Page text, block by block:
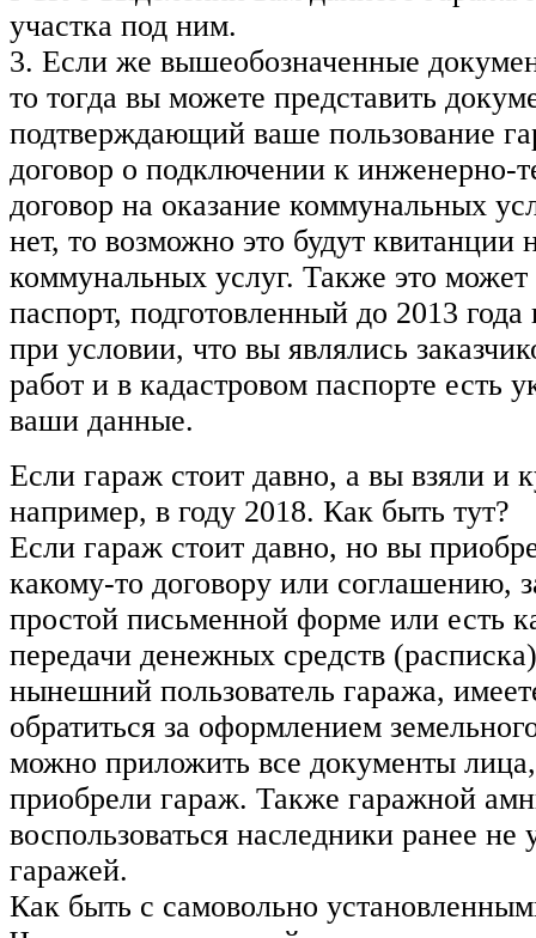
участка под ним.
3. Если же вышеобозначенные
то тогда вы можете представить
подтверждающий ваше пользование
договор о подключении к инженерно-
договор на оказание коммунальных
нет, то возможно это будут квитанции
коммунальных услуг. Также это
паспорт, подготовленный до 2013
при условии, что вы являлись
работ и в кадастровом паспорте есть
ваши данные.
Если гараж стоит давно, а вы взяли и
например, в году 2018. Как быть тут?
Если гараж стоит давно, но вы
какому-то договору или соглашению,
простой письменной форме или есть
передачи денежных средств
нынешний пользователь гаража,
обратиться за оформлением
можно приложить все документы
приобрели гараж. Также гаражной
воспользоваться наследники ранее не
гаражей.
Как быть с самовольно